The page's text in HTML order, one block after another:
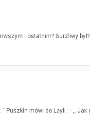
i ostatnim? Burzliwy
Puszkin mówi do Layli : - ,,